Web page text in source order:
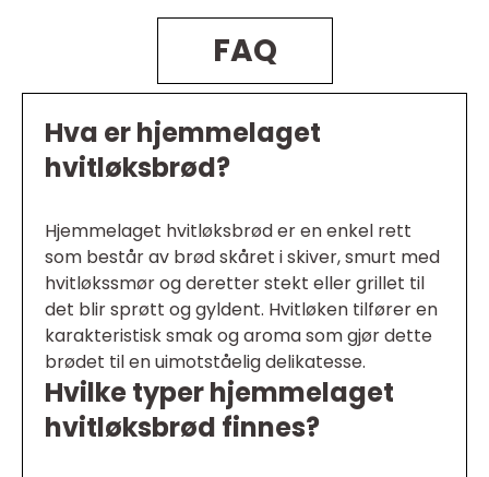
FAQ
Hva er hjemmelaget
hvitløksbrød?
Hjemmelaget hvitløksbrød er en enkel rett
som består av brød skåret i skiver, smurt med
hvitløkssmør og deretter stekt eller grillet til
det blir sprøtt og gyldent. Hvitløken tilfører en
karakteristisk smak og aroma som gjør dette
brødet til en uimotståelig delikatesse.
Hvilke typer hjemmelaget
hvitløksbrød finnes?